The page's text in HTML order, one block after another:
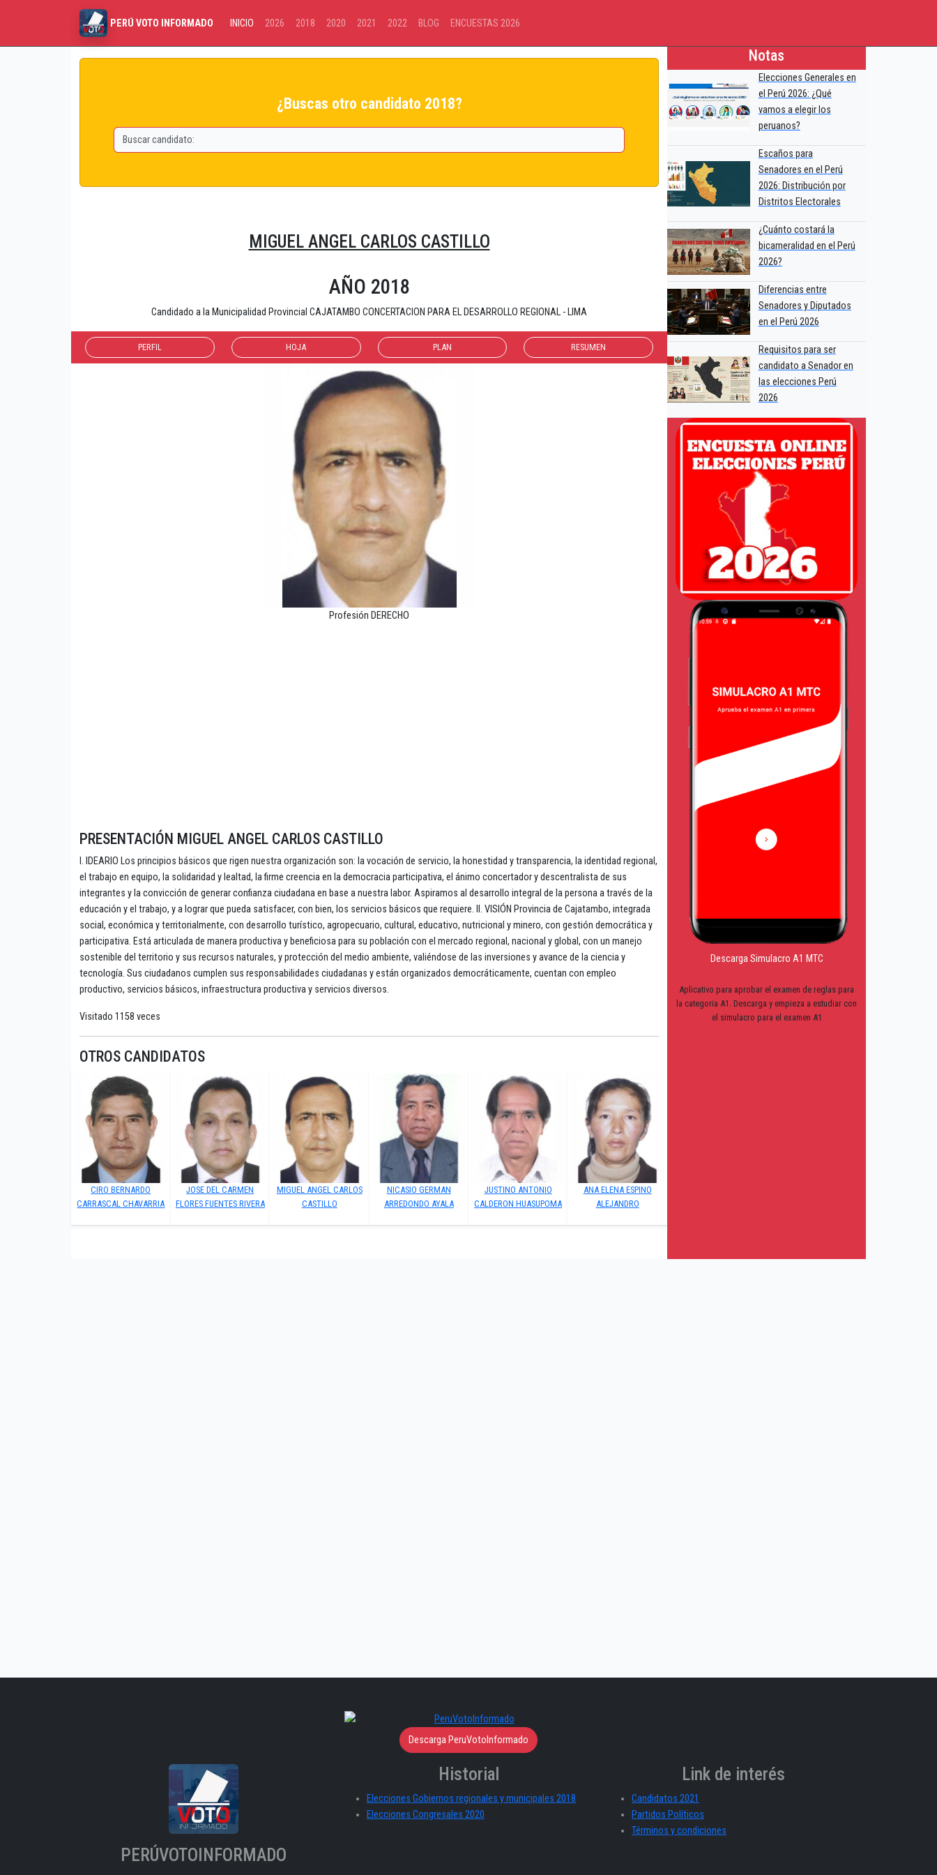
PERÚ VOTO INFORMADO INICIO 2026 2018 2020 2021 2022 BLOG ENCUESTAS 2026
¿Buscas otro candidato 2018?
MIGUEL ANGEL CARLOS CASTILLO
AÑO 2018
Candidado a la Municipalidad Provincial CAJATAMBO CONCERTACION PARA EL DESARROLLO REGIONAL - LIMA
PERFIL HOJA PLAN RESUMEN
Profesión DERECHO
PRESENTACIÓN MIGUEL ANGEL CARLOS CASTILLO
I. IDEARIO Los principios básicos que rigen nuestra organización son: la vocación de servicio, la honestidad y transparencia, la identidad regional,
el trabajo en equipo, la solidaridad y lealtad, la firme creencia en la democracia participativa, el ánimo concertador y descentralista de sus
integrantes y la convicción de generar confianza ciudadana en base a nuestra labor. Aspiramos al desarrollo integral de la persona a través de la
educación y el trabajo, y a lograr que pueda satisfacer, con bien, los servicios básicos que requiere. II. VISIÓN Provincia de Cajatambo, integrada
social, económica y territorialmente, con desarrollo turístico, agropecuario, cultural, educativo, nutricional y minero, con gestión democrática y
participativa. Está articulada de manera productiva y beneficiosa para su población con el mercado regional, nacional y global, con un manejo
sostenible del territorio y sus recursos naturales, y protección del medio ambiente, valiéndose de las inversiones y avance de la ciencia y
tecnología. Sus ciudadanos cumplen sus responsabilidades ciudadanas y están organizados democráticamente, cuentan con empleo
productivo, servicios básicos, infraestructura productiva y servicios diversos.
Visitado 1158 veces
OTROS CANDIDATOS
CIRO BERNARDO
CARRASCAL CHAVARRIA
JOSE DEL CARMEN
FLORES FUENTES RIVERA
MIGUEL ANGEL CARLOS
CASTILLO
NICASIO GERMAN
ARREDONDO AYALA
JUSTINO ANTONIO
CALDERON HUASUPOMA
ANA ELENA ESPINO
ALEJANDRO
Notas
Elecciones Generales en
el Perú 2026: ¿Qué
vamos a elegir los
peruanos?
Escaños para
Senadores en el Perú
2026: Distribución por
Distritos Electorales
¿Cuánto costará la
bicameralidad en el Perú
2026?
Diferencias entre
Senadores y Diputados
en el Perú 2026
Requisitos para ser
candidato a Senador en
las elecciones Perú
2026
Descarga Simulacro A1 MTC
Aplicativo para aprobar el examen de reglas para
la categoria A1. Descarga y empieza a estudiar con
el simulacro para el examen A1
Descarga PeruVotoInformado
PERÚVOTOINFORMADO
Historial
Elecciones Gobiernos regionales y municipales 2018
Elecciones Congresales 2020
Link de interés
Candidatos 2021
Partidos Políticos
Términos y condiciones